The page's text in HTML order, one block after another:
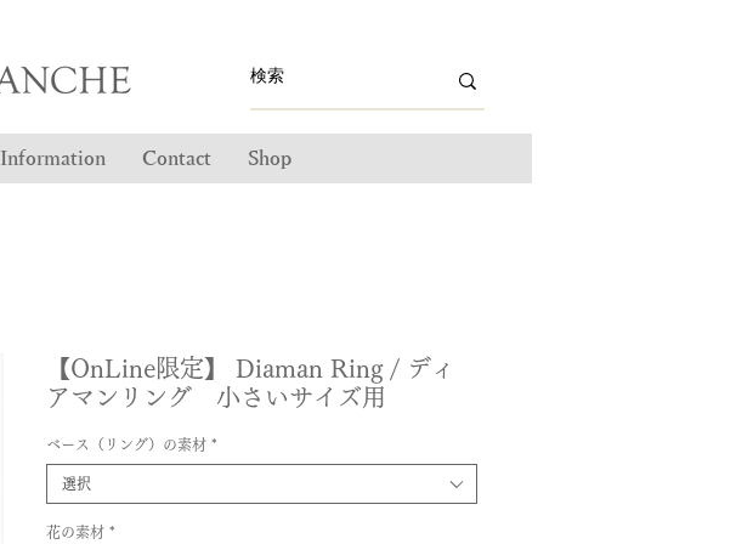
Information Contact Shop
【OnLine限定】 Diaman Ring / ディ
アマンリング 小さいサイズ用
ベース（リング）の素材 *
選択
花の素材 *